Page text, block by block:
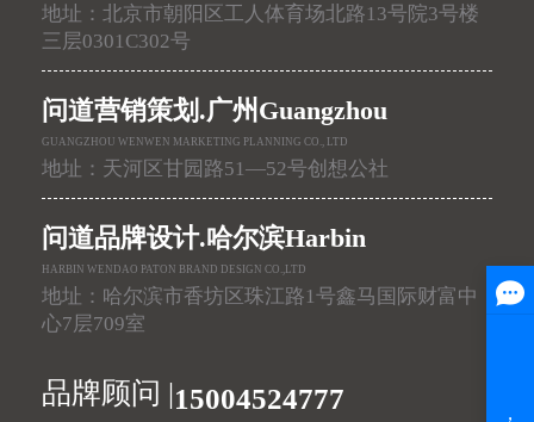
地址：北京市朝阳区工人体育场北路13号院3号楼
三层0301C302号
问道营销策划.广州Guangzhou
GUANGZHOU WENWEN MARKETING PLANNING CO., LTD
地址：天河区甘园路51—52号创想公社
问道品牌设计.哈尔滨Harbin
HARBIN WENDAO PATON BRAND DESIGN CO.,LTD
地址：哈尔滨市香坊区珠江路1号鑫马国际财富中
心7层709室
品牌顾问 |15004524777